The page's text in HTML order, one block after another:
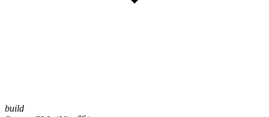
build